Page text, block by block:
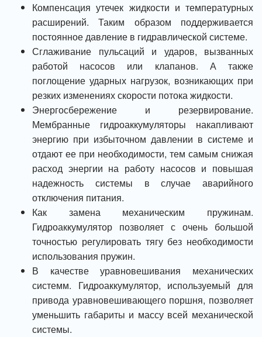
Компенсация утечек жидкости и температурных
расширений. Таким образом поддерживается
постоянное давление в гидравлической системе.
Сглаживание пульсаций и ударов, вызванных
работой насосов или клапанов. А также
поглощение ударных нагрузок, возникающих при
резких изменениях скорости потока жидкости.
Энергосбережение и резервирование.
Мембранные гидроаккумуляторы накапливают
энергию при избыточном давлении в системе и
отдают ее при необходимости, тем самым снижая
расход энергии на работу насосов и повышая
надежность системы в случае аварийного
отключения питания.
Как замена механическим пружинам.
Гидроаккумулятор позволяет с очень большой
точностью регулировать тягу без необходимости
использования пружин.
В качестве уравновешивания механических
системм. Гидроаккумулятор, используемый для
привода уравновешивающего поршня, позволяет
уменьшить габариты и массу всей механической
системы.